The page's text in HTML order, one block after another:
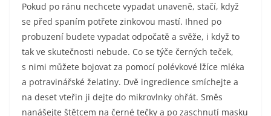
Pokud po ránu nechcete vypadat unaveně, stačí, když
se před spaním potřete zinkovou mastí. Ihned po
probuzení budete vypadat odpočatě a svěže, i když to
tak ve skutečnosti nebude. Co se týče černých teček,
s nimi můžete bojovat za pomocí polévkové lžíce mléka
a potravinářské želatiny. Dvě ingredience smíchejte a
na deset vteřin ji dejte do mikrovlnky ohřát. Směs
nanášejte štětcem na černé tečky a po zaschnutí masku